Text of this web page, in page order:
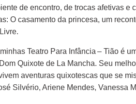
de encontro, de trocas afetivas
O casamento da princesa, um
Teatro Para Infância – Tião é
Quixote de La Mancha. Seu
aventuras quixotescas que se
Silvério, Ariene Mendes, Vanessa